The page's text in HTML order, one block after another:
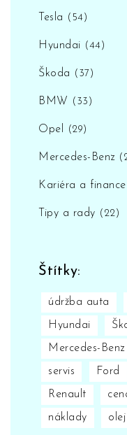
Tesla (54)
Hyundai (44)
Škoda (37)
BMW (33)
Opel (29)
Mercedes-Benz
Kariéra a finance
Tipy a rady (22)
Štítky:
údržba auta
Hyundai
Mercedes-Benz
servis Ford
Renault
náklady olej